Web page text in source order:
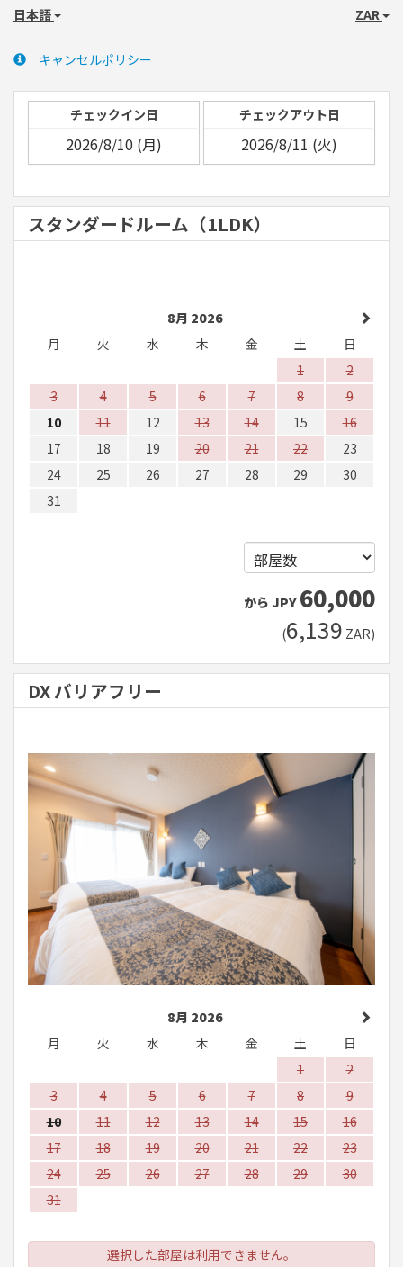
日本語 ZAR
キャンセルポリシー
チェックイン日 チェックアウト日
スタンダードルーム（1LDK）
8月 2026
月
火 水 木 金 土
日
1
2
3
4 5 6 7 8
9
10
11 12 13 14 15
16
17
18 19 20 21 22
23
24
25 26 27 28 29
30
31
から JPY 60,000
(6,139 ZAR)
DX バリアフリー
8月 2026
月
火 水 木 金 土
日
1
2
3
4 5 6 7 8
9
10
11 12 13 14 15
16
17
18 19 20 21 22
23
24
25 26 27 28 29
30
31
選択した部屋は利用できません。